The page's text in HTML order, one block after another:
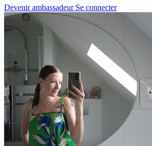
Devenir ambassadeur Se connecter